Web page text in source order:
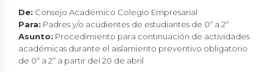
De: Consejo Académico Colegio Empresarial
Para: Padres y/o acudientes de estudiantes de 0º a 2º
Asunto: Procedimiento para continuación de actividades
académicas durante el aislamiento preventivo obligatorio
de 0º a 2º a partir del 20 de abril